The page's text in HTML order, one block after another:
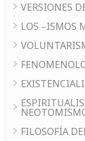
VERSIONES
LOS –ISMOS
FILOSOFÍA